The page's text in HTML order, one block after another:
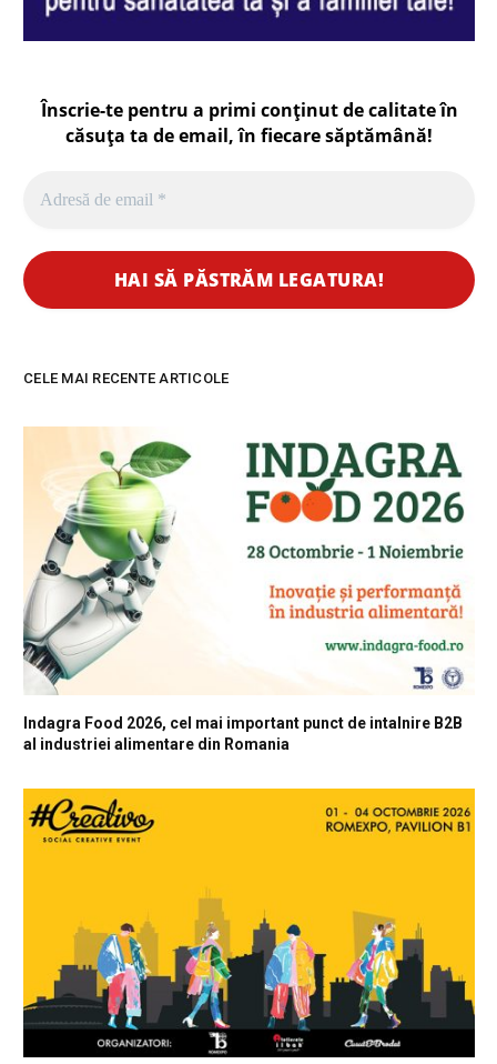
Înscrie-te pentru a primi conținut de calitate în
căsuța ta de email, în fiecaresăptămână!
CELE MAI RECENTE ARTICOLE
Indagra Food 2026, cel mai important punct de intalnire B2B
al industriei alimentare din Romania